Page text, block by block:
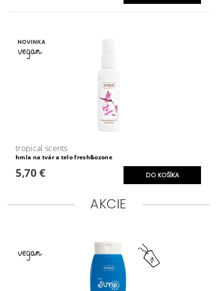
tropical scents
hmla na tvár a telo fresh&ozone
5,70 €
AKCIE